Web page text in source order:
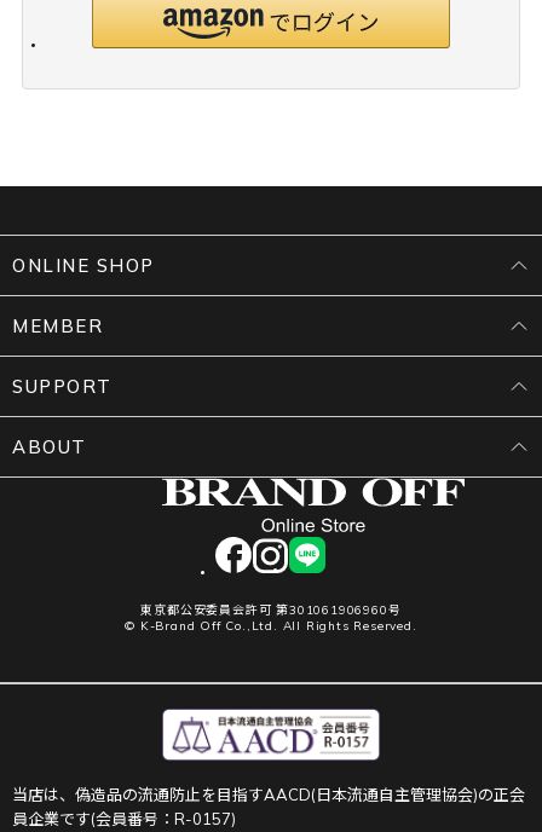
facebookinstagram
LINE
東京都公安委員会許可 第301061906960号
© K-Brand Off Co.,Ltd. All Rights Reserved.
ONLINE SHOP
MEMBER
SUPPORT
ABOUT
当店は、偽造品の流通防止を目指すAACD(日本流通自主管理協会)の正会
員企業です(会員番号：R-0157)